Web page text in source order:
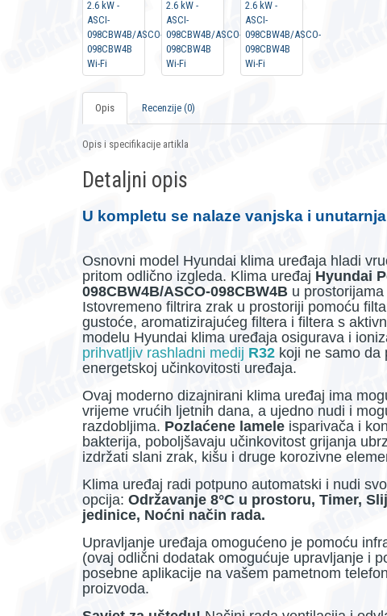
Opis Recenzije (0)
Opis i specifikacije artikla
Detaljni opis
U kompletu se nalaze vanjska i
Osnovni model Hyundai klima uređaja hladi
pritom odlično izgleda. Klima uređaj Hyundai
098CBW4B/ASCO-098CBW4B u prostorijama
Istovremeno filtrira zrak u prostoriji pomoću
gustoće, aromatizirajućeg filtera i filtera s
modelu Hyundai klima uređaja osigurava i
prihvatljiv rashladni medij R32 koji ne samo da
energetskoj učinkovitosti uređaja.
Ovaj moderno dizajnirani klima uređaj ima
vrijeme vrućih ljetnih dana, a ujedno nudi i
razdobljima. Pozlaćene lamele isparivača i
bakterija, poboljšavaju učinkovitost grijanja
izdržati slani zrak, kišu i druge korozivne
Klima uređaj radi potpuno automatski i nudi
opcija: Održavanje 8°C u prostoru, Timer,
jedinice, Noćni način rada.
Upravljanje uređaja omogućeno je pomoću
(ovaj odlični dodatak omogućuje upravljanje i
posebne aplikacije na vašem pametnom
proizvoda.